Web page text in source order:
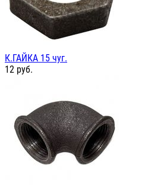
К.ГАЙКА 15 чуг.
12 руб.